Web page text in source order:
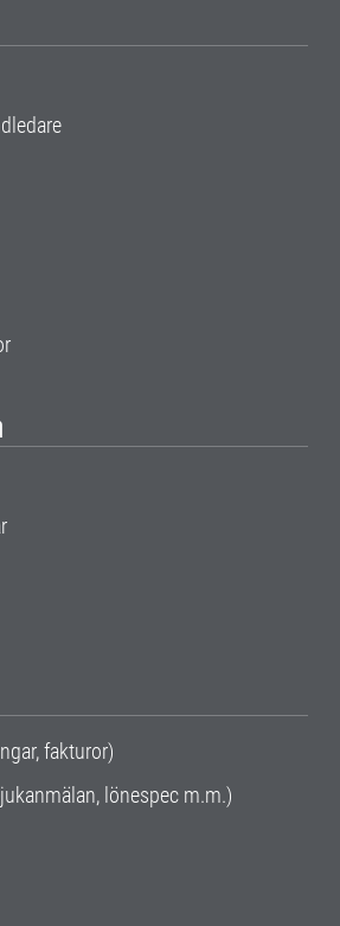
fakturor)
lönespec m.m.)